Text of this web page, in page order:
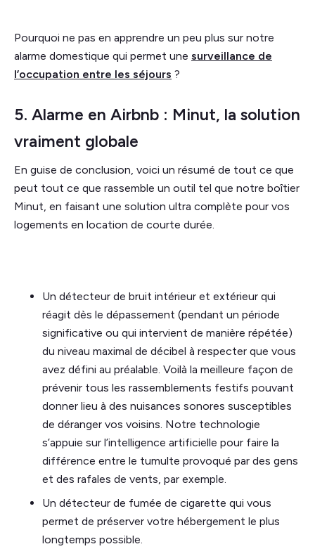
Pourquoi ne pas en apprendre un peu plus sur notre
alarme domestique qui permet une surveillance de
l’occupation entre les séjours ?
5. Alarme en Airbnb : Minut, la solution
vraiment globale
En guise de conclusion, voici un résumé de tout ce que
peut tout ce que rassemble un outil tel que notre boîtier
Minut, en faisant une solution ultra complète pour vos
logements en location de courte durée.
Un détecteur de bruit intérieur et extérieur qui
réagit dès le dépassement (pendant un période
significative ou qui intervient de manière répétée)
du niveau maximal de décibel à respecter que vous
avez défini au préalable. Voilà la meilleure façon de
prévenir tous les rassemblements festifs pouvant
donner lieu à des nuisances sonores susceptibles
de déranger vos voisins. Notre technologie
s’appuie sur l’intelligence artificielle pour faire la
différence entre le tumulte provoqué par des gens
et des rafales de vents, par exemple.
Un détecteur de fumée de cigarette qui vous
permet de préserver votre hébergement le plus
longtemps possible.